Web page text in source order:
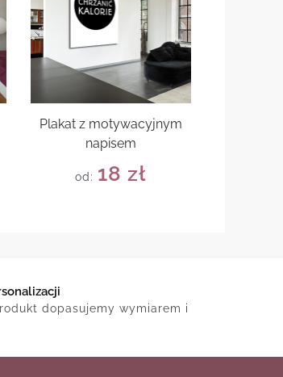
Plakat z motywacyjnym
napisem
od: 18zł
dopasujemy wymiarem i